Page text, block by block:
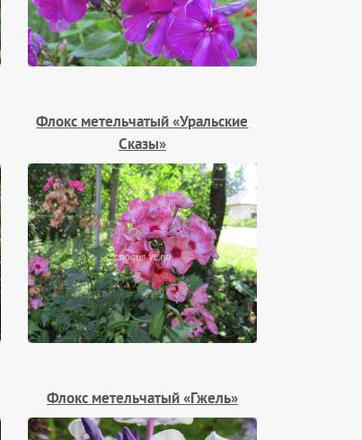
Флокс метельчатый «Уральские
Сказы»
Флокс метельчатый «Гжель»